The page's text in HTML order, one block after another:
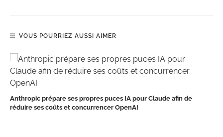
VOUS POURRIEZ AUSSI AIMER
Anthropic prépare ses propres puces IA pour Claude afin de
réduire ses coûts et concurrencer OpenAI